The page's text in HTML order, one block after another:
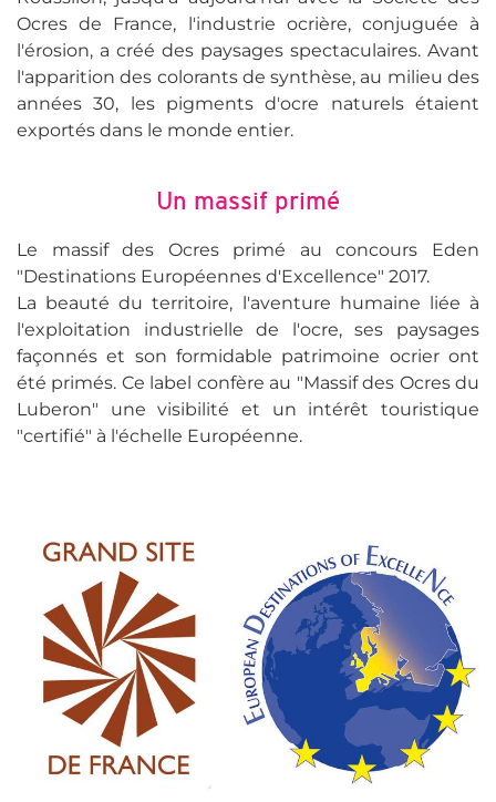
Ocres de France, l'industrie ocrière, conjuguée à
l'érosion, a créé des paysages spectaculaires. Avant
l'apparition des colorants de synthèse, au milieu des
années 30, les pigments d'ocre naturels étaient
exportés dans le monde entier.
Un massif primé
Le massif des Ocres primé au concours Eden
"Destinations Européennes d'Excellence" 2017.
La beauté du territoire, l'aventure humaine liée à
l'exploitation industrielle de l'ocre, ses paysages
façonnés et son formidable patrimoine ocrier ont
été primés. Ce label confère au "Massif des Ocres du
Luberon" une visibilité et un intérêt touristique
"certifié" à l'échelle Européenne.